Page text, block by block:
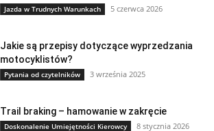
Jazda w Trudnych Warunkach 5 czerwca 2026
Jakie są przepisy dotyczące wyprzedzania
motocyklistów?
Pytania od czytelników 3 września 2025
Trail braking – hamowanie w zakręcie
Doskonalenie Umiejętności Kierowcy 8 stycznia 2026